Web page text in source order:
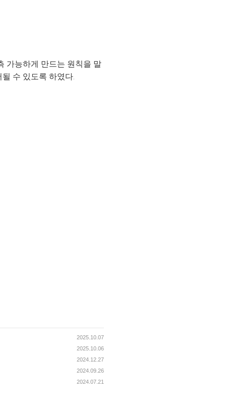
가능하게 만드는 원칙을 말
수 있도록 하였다.
2025.10.07
2025.10.06
2024.12.27
2024.09.26
2024.07.21